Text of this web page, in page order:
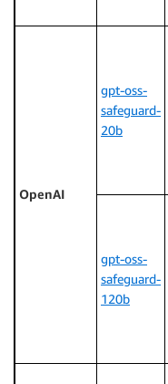
OpenAI
gpt-oss-
safeguard-
20b
gpt-oss-
safeguard-
120b